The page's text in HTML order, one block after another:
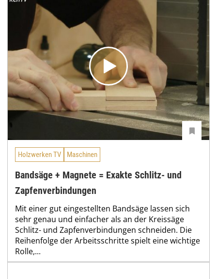
Holzwerken TV Maschinen
Bandsäge + Magnete = Exakte Schlitz- und
Zapfenverbindungen
Mit einer gut eingestellten Bandsäge lassen sich
sehr genau und einfacher als an der Kreissäge
Schlitz- und Zapfenverbindungen schneiden. Die
Reihenfolge der Arbeitsschritte spielt eine wichtige
Rolle,...